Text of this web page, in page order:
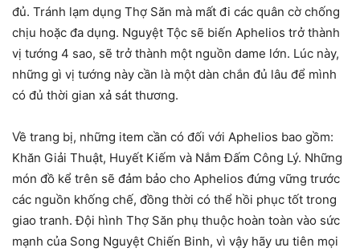
đủ. Tránh lạm dụng Thợ Săn mà mất đi các quân cờ chống
chịu hoặc đa dụng. Nguyệt Tộc sẽ biến Aphelios trở thành
vị tướng 4 sao, sẽ trở thành một nguồn dame lớn. Lúc này,
những gì vị tướng này cần là một dàn chắn đủ lâu để mình
có đủ thời gian xả sát thương.
Về trang bị, những item cần có đối với Aphelios bao gồm:
Khăn Giải Thuật, Huyết Kiếm và Nắm Đấm Công Lý. Những
món đồ kể trên sẽ đảm bảo cho Aphelios đứng vững trước
các nguồn khống chế, đồng thời có thể hồi phục tốt trong
giao tranh. Đội hình Thợ Săn phụ thuộc hoàn toàn vào sức
mạnh của Song Nguyệt Chiến Binh, vì vậy hãy ưu tiên mọi